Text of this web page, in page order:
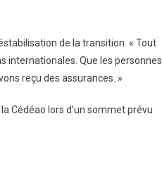
de la transition. « Tout
internationales. Que les personnes
reçu des assurances. »
Cédéao lors d’un sommet prévu